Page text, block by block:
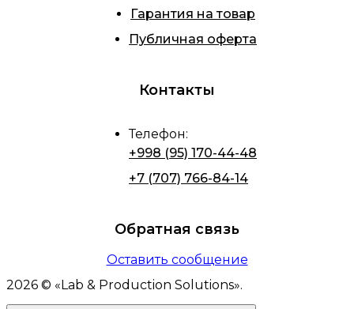
Гарантия на товар
Публичная оферта
Контакты
Телефон:
+998 (95) 170-44-48
+7 (707) 766-84-14
Обратная связь
Оставить сообщение
2026 © « Lab & Production Solutions».